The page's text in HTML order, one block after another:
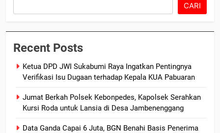
CARI
Recent Posts
Ketua DPD JWI Sukabumi Raya Ingatkan Pentingnya
Verifikasi Isu Dugaan terhadap Kepala KUA Pabuaran
Jumat Berkah Polsek Kebonpedes, Kapolsek Serahkan
Kursi Roda untuk Lansia di Desa Jambenenggang
Data Ganda Capai 6 Juta, BGN Benahi Basis Penerima